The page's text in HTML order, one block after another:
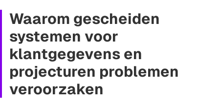
Waarom gescheiden
systemen voor
klantgegevens en
projecturen problemen
veroorzaken